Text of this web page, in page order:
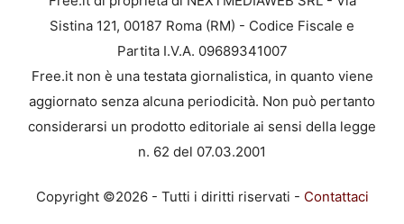
Sistina 121, 00187 Roma (RM) - Codice Fiscale e
Partita I.V.A. 09689341007
Free.it non è una testata giornalistica, in quanto viene
aggiornato senza alcuna periodicità. Non può pertanto
considerarsi un prodotto editoriale ai sensi della legge
n. 62 del 07.03.2001
Copyright ©2026 - Tutti i diritti riservati - Contattaci